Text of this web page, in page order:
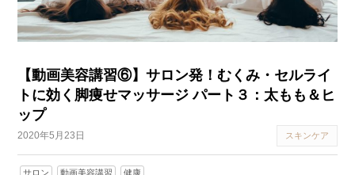
【動画美容講習⑥】サロン発！むくみ・セルライ
トに効く脚痩せマッサージ パート３：太もも＆ヒ
ップ
2020年5月23日 スキンケア
サロン 動画美容講習 健康